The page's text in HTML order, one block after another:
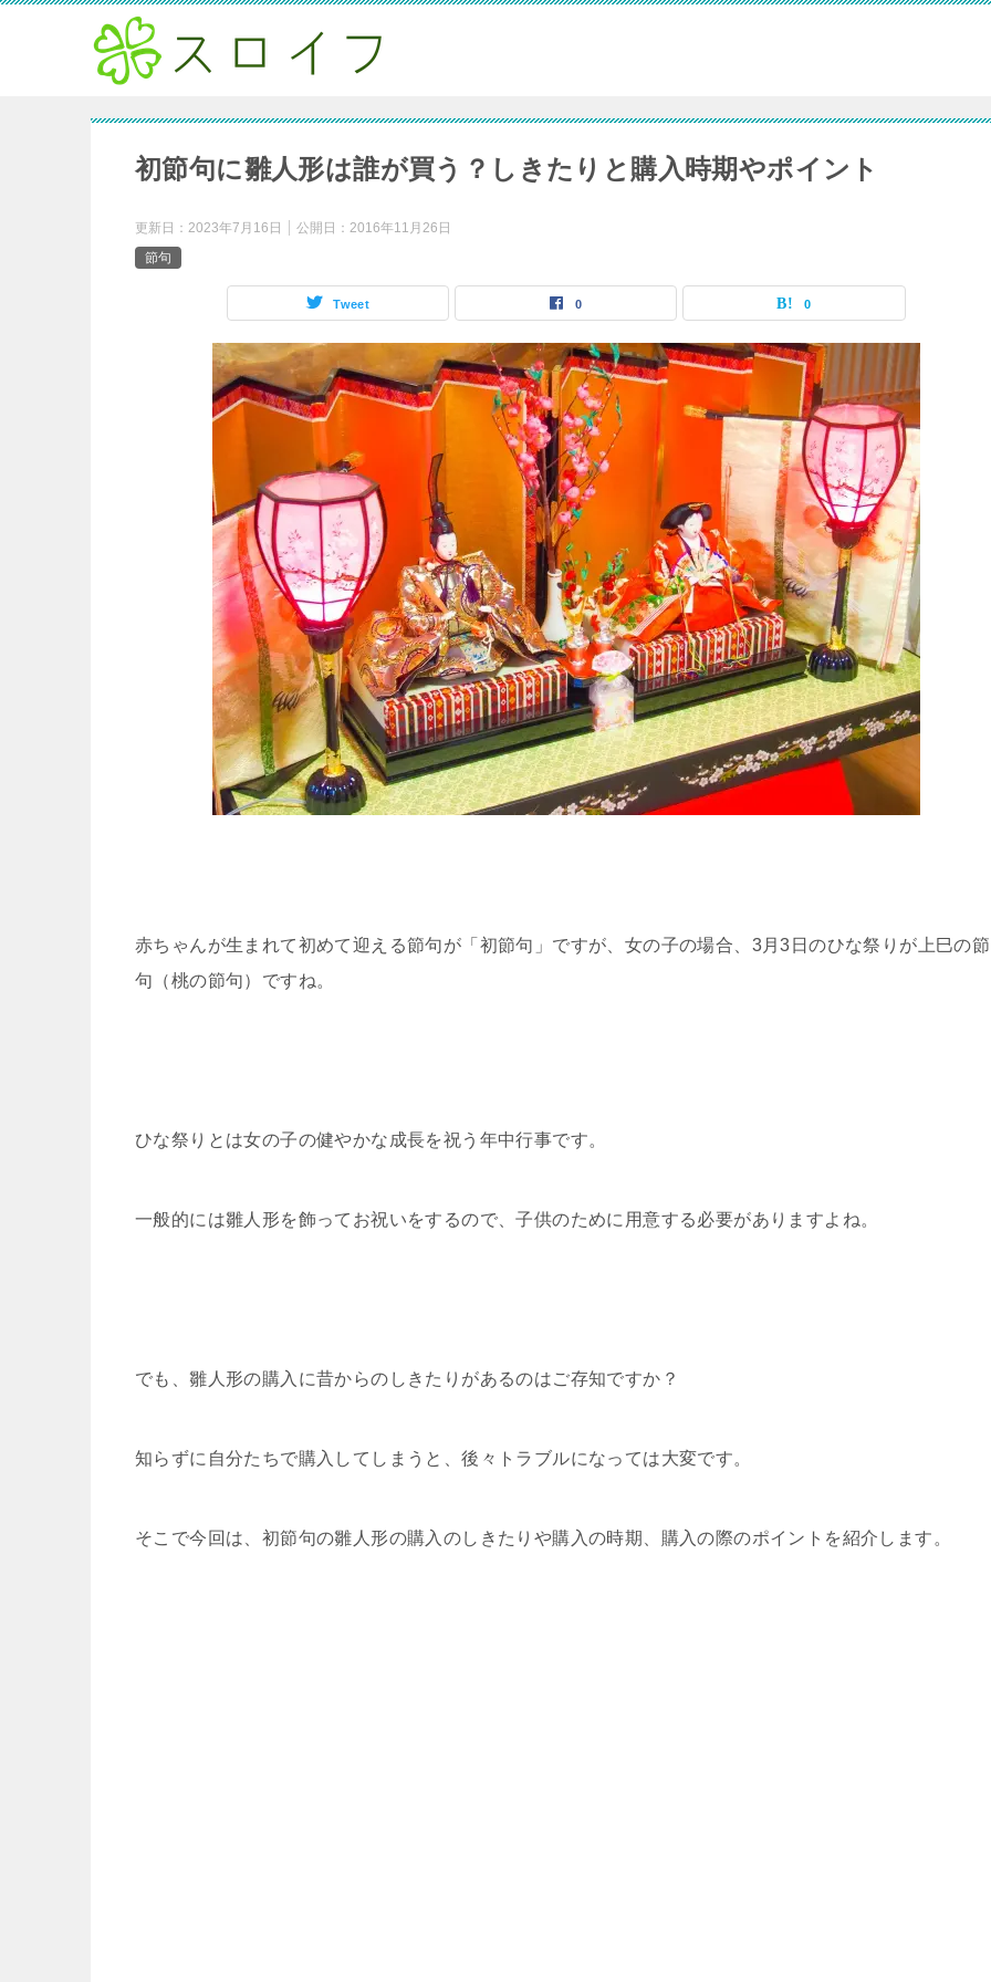
初節句に雛人形は誰が買う？しきたりと購入時期やポイント
更新日： 2023年7月16日 公開日： 2016年11月26日
節句
Tweet 0 0
赤ちゃんが生まれて初めて迎える節句が「初節句」ですが、女の子の場合、3月3日のひな祭りが上巳の節
句（桃の節句）ですね。
ひな祭りとは女の子の健やかな成長を祝う年中行事です。
一般的には雛人形を飾ってお祝いをするので、子供のために用意する必要がありますよね。
でも、雛人形の購入に昔からのしきたりがあるのはご存知ですか？
知らずに自分たちで購入してしまうと、後々トラブルになっては大変です。
そこで今回は、初節句の雛人形の購入のしきたりや購入の時期、購入の際のポイントを紹介します。